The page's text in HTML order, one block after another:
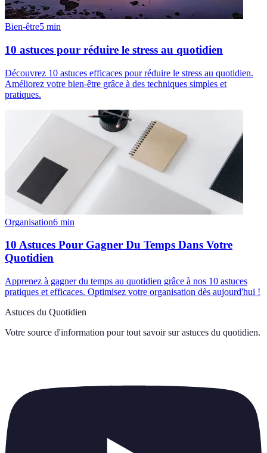
Bien-être5 min
10 astuces pour réduire le stress au quotidien
Découvrez 10 astuces efficaces pour réduire le stress au quotidien.
Améliorez votre bien-être grâce à des techniques simples et
pratiques.
Organisation6 min
10 Astuces Pour Gagner Du Temps Dans Votre
Quotidien
Apprenez à gagner du temps au quotidien grâce à nos 10 astuces
pratiques et efficaces. Optimisez votre organisation dès aujourd'hui !
Astuces du Quotidien
Votre source d'information pour tout savoir sur astuces du quotidien.